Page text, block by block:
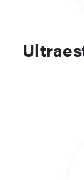
estudiantes para